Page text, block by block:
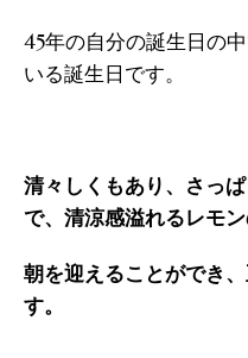
45年の自分の誕生日の
いる誕生日です。
清々しくもあり、さっ
で、清涼感溢れるレモ
朝を迎えることができ
す。